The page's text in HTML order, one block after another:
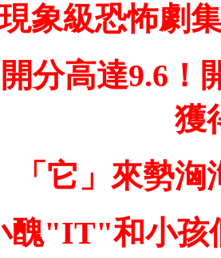
象級恐怖劇
分高達9.6！
獲
「它」來勢
醜"IT"和小孩